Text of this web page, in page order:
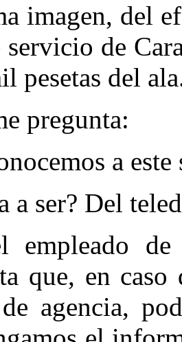
imagen, del
servicio de
pesetas del
pregunta:
a
a ser? Del
empleado
que, en
agencia,